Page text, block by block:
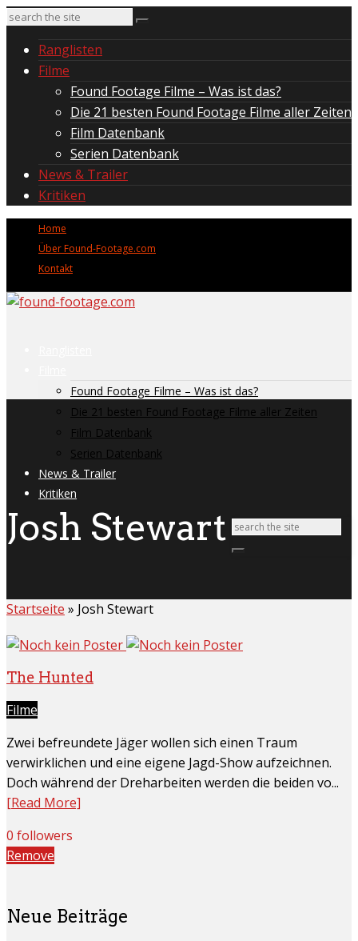
Ranglisten
Filme
Found Footage Filme – Was ist das?
Die 21 besten Found Footage Filme aller Zeiten
Film Datenbank
Serien Datenbank
News & Trailer
Kritiken
Home
Über Found-Footage.com
Kontakt
Found Footage Filme – Was ist das?
Die 21 besten Found Footage Filme aller Zeiten
Film Datenbank
Serien Datenbank
News & Trailer
Kritiken
Josh Stewart
Startseite » Josh Stewart
The Hunted
Filme
Zwei befreundete Jäger wollen sich einen Traum
verwirklichen und eine eigene Jagd-Show aufzeichnen.
Doch während der Dreharbeiten werden die beiden vo...
[Read More]
0 followers
Remove
Neue Beiträge